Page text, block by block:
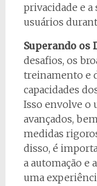
privacidade e a
usuários
Superando os
desafios, os
treinamento e
capacidades
Isso envolve o
avançados,
medidas
disso, é
a automação e
uma